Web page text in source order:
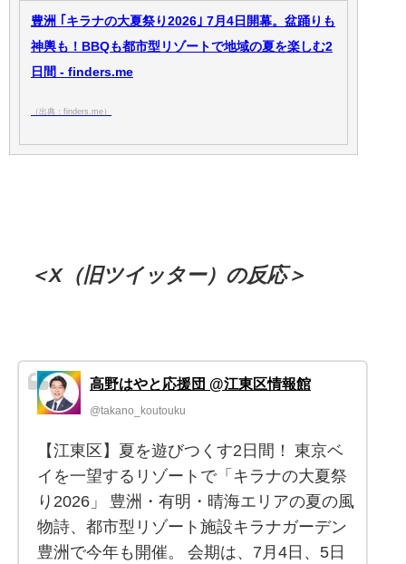
豊洲 ｢キラナの大夏祭り2026｣ 7月4日開幕。盆踊りも
神輿も！BBQも都市型リゾートで地域の夏を楽しむ2
日間 - finders.me
（出典：finders.me）
＜X（旧ツイッター）の反応＞
高野はやと応援団 @江東区情報館
@takano_koutouku
【江東区】夏を遊びつくす2日間！ 東京ベ
イを一望するリゾートで「キラナの大夏祭
り2026」 豊洲・有明・晴海エリアの夏の風
物詩、都市型リゾート施設キラナガーデン
豊洲で今年も開催。 会期は、7月4日、5日